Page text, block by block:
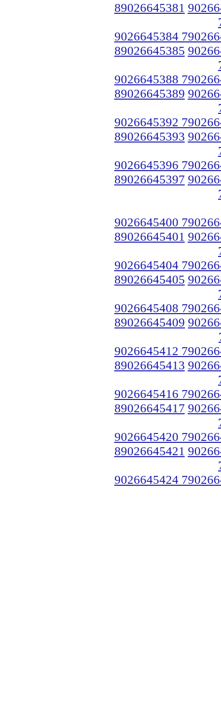
89026645381
9026645384
89026645385
9026645388
89026645389
9026645392
89026645393
9026645396
89026645397
9026645400
89026645401
9026645404
89026645405
9026645408
89026645409
9026645412
89026645413
9026645416
89026645417
9026645420
89026645421
9026645424